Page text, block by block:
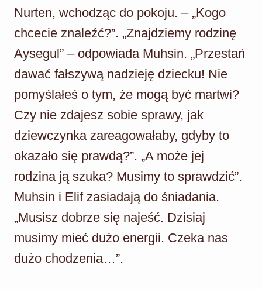
Nurten, wchodząc do pokoju. – „Kogo
chcecie znaleźć?”. „Znajdziemy rodzinę
Aysegul” – odpowiada Muhsin. „Przestań
dawać fałszywą nadzieję dziecku! Nie
pomyślałeś o tym, że mogą być martwi?
Czy nie zdajesz sobie sprawy, jak
dziewczynka zareagowałaby, gdyby to
okazało się prawdą?”. „A może jej
rodzina ją szuka? Musimy to sprawdzić”.
Muhsin i Elif zasiadają do śniadania.
„Musisz dobrze się najeść. Dzisiaj
musimy mieć dużo energii. Czeka nas
dużo chodzenia…”.